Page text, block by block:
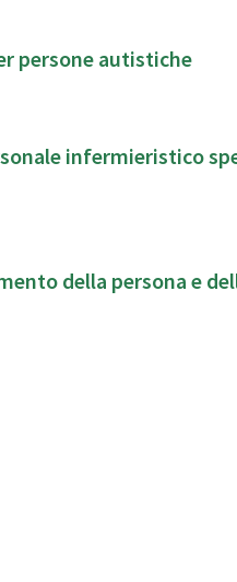
persone autistiche
infermieristico
della persona e